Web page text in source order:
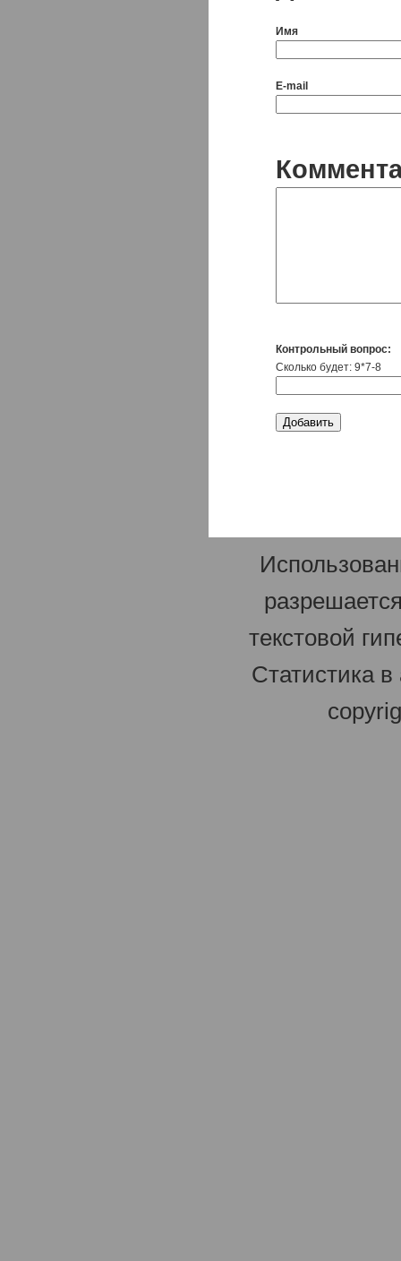
Имя
E-mail
Контрольный вопрос:
Сколько будет: 9*7-8
текстовой
Статистика